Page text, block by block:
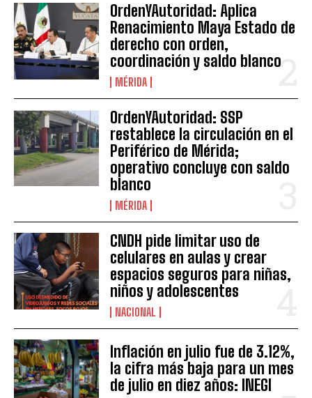
OrdenYAutoridad: Aplica
Renacimiento Maya Estado de
derecho con orden,
coordinación y saldo blanco
MÉRIDA
OrdenYAutoridad: SSP
restablece la circulación en el
Periférico de Mérida;
operativo concluye con saldo
blanco
MÉRIDA
CNDH pide limitar uso de
celulares en aulas y crear
espacios seguros para niñas,
niños y adolescentes
NACIONAL
Inflación en julio fue de 3.12%,
la cifra más baja para un mes
de julio en diez años: INEGI